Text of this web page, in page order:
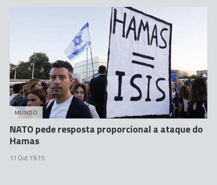
MUNDO
NATO pede resposta proporcional a ataque do
Hamas
11 Out 19:15